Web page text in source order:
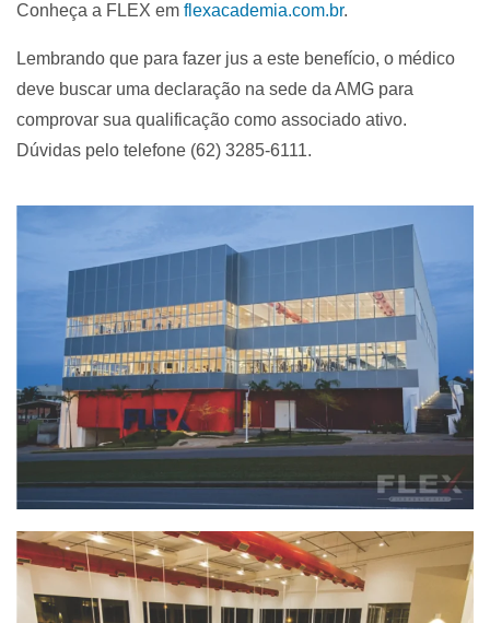
Conheça a FLEX em flexacademia.com.br.
Lembrando que para fazer jus a este benefício, o médico
deve buscar uma declaração na sede da AMG para
comprovar sua qualificação como associado ativo.
Dúvidas pelo telefone (62) 3285-6111.